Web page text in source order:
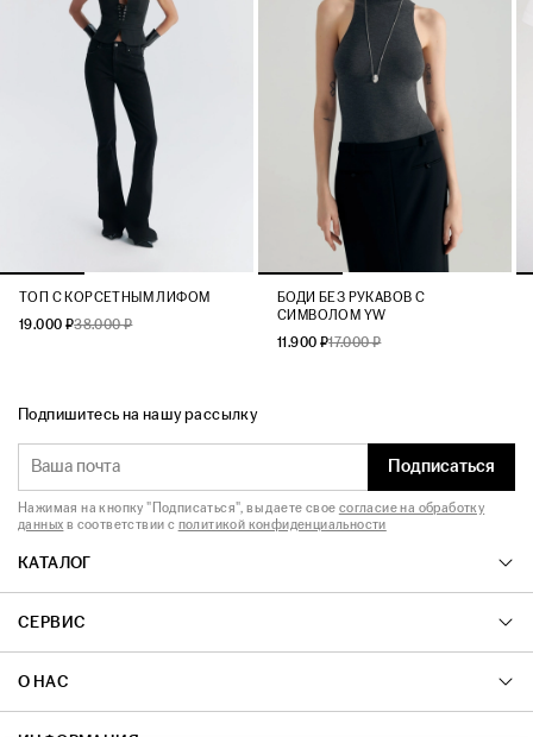
ТОП С КОРСЕТНЫМ ЛИФОМ
19.000 ₽38.000 ₽
БОДИ БЕЗ РУКАВОВ С
СИМВОЛОМ YW
11.900 ₽17.000 ₽
КАТАЛОГ
СЕРВИС
О НАС
Подпишитесь на нашу рассылку
Подписаться
Нажимая на кнопку "Подписаться", вы даете свое согласие на обработку
данных в соответствии с политикой конфиденциальности